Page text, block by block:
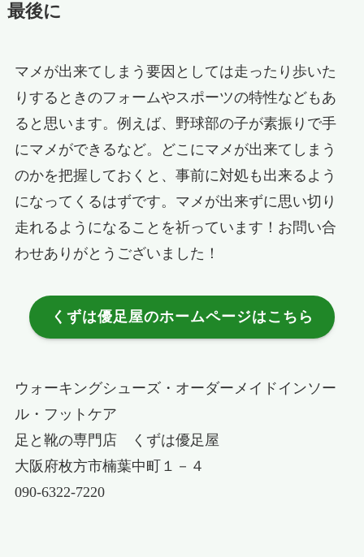
最後に
マメが出来てしまう要因としては走ったり歩いた
りするときのフォームやスポーツの特性などもあ
ると思います。例えば、野球部の子が素振りで手
にマメができるなど。どこにマメが出来てしまう
のかを把握しておくと、事前に対処も出来るよう
になってくるはずです。マメが出来ずに思い切り
走れるようになることを祈っています！お問い合
わせありがとうございました！
くずは優足屋のホームページはこちら
ウォーキングシューズ・オーダーメイドインソー
ル・フットケア
足と靴の専門店 くずは優足屋
大阪府枚方市楠葉中町１－４
090-6322-7220